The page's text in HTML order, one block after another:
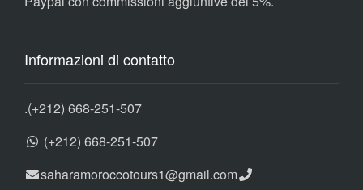
Informazioni di contatto
.(+212) 668-251-507
(+212) 668-251-507
saharamoroccotours1@gmail.com